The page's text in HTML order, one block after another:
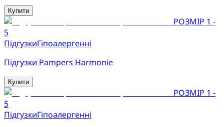
Купити
РОЗМІР 1 -
5
ПідгузкиГіпоалергенні
Підгузки Pampers Harmonie
Купити
РОЗМІР 1 -
5
ПідгузкиГіпоалергенні